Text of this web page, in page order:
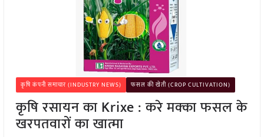
कृषि कंपनी समाचार (INDUSTRY NEWS) फसल की खेती (CROP CULTIVATION)
कृषि रसायन का Krixe : करे मक्का फसल के
खरपतवारों का खात्मा